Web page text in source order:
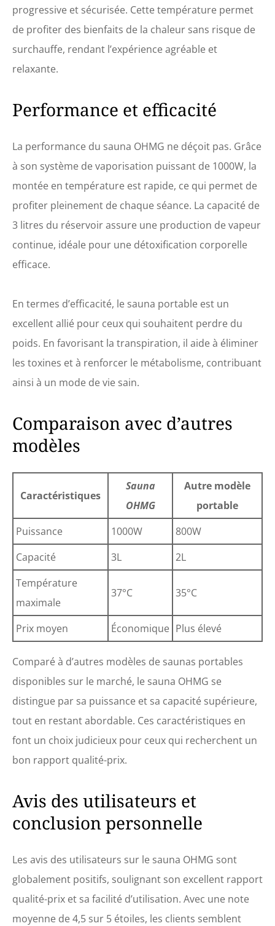
articulaires, à favoriser la
sécrétion de sérotonine, à
renforcer l'immunité et à
améliorer la circulation
progressive et sécurisée. Cette température permet
de profiter des bienfaits de la chaleur sans risque de
surchauffe, rendant l’expérience agréable et
relaxante.
Performance et efficacité
La performance du sauna OHMG ne déçoit pas. Grâce
à son système de vaporisation puissant de 1000W, la
montée en température est rapide, ce qui permet de
profiter pleinement de chaque séance. La capacité de
3 litres du réservoir assure une production de vapeur
continue, idéale pour une détoxification corporelle
efficace.
En termes d’efficacité, le sauna portable est un
excellent allié pour ceux qui souhaitent perdre du
poids. En favorisant la transpiration, il aide à éliminer
les toxines et à renforcer le métabolisme, contribuant
ainsi à un mode de vie sain.
Comparaison avec d’autres
modèles
Caractéristiques
Sauna
OHMG
Autre modèle
portable
Puissance
1000W
800W
Capacité
3L
2L
Température
maximale
37°C 35°C
Prix moyen Économique Plus élevé
Comparé à d’autres modèles de saunas portables
disponibles sur le marché, le sauna OHMG se
distingue par sa puissance et sa capacité supérieure,
tout en restant abordable. Ces caractéristiques en
font un choix judicieux pour ceux qui recherchent un
bon rapport qualité-prix.
Avis des utilisateurs et
conclusion personnelle
Les avis des utilisateurs sur le sauna OHMG sont
globalement positifs, soulignant son excellent rapport
qualité-prix et sa facilité d’utilisation. Avec une note
moyenne de 4,5 sur 5 étoiles, les clients semblent